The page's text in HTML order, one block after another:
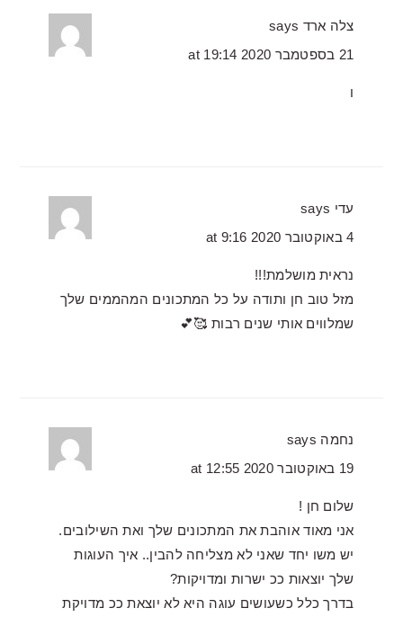
צלה ארד says
21 בספטמבר 2020 at 19:14
ו
עדי says
4 באוקטובר 2020 at 9:16
נראית מושלמת!!!
מזל טוב חן ותודה על כל המתכונים המהממים שלך
שמלווים אותי שנים רבות 🥰💕
נחמה says
19 באוקטובר 2020 at 12:55
שלום חן !
אני מאוד אוהבת את המתכונים שלך ואת השילובים.
יש משו יחד שאני לא מצליחה להבין.. איך העוגות
שלך יוצאות ככ ישרות ומדויקות?
בדרך כלל כשעושים עוגה היא לא יוצאת ככ מדויקת